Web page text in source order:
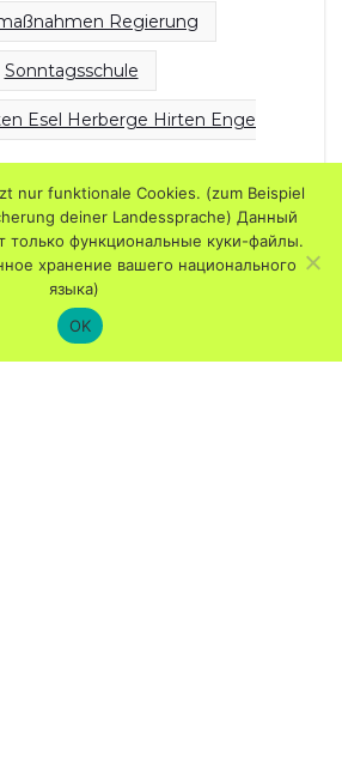
Regierung
Sonntagsschule
Esel Herberge Hirten Engel Jesus
nur funktionale Cookies. (zum Beispiel
deiner Landessprache) Данный
только функциональные куки-файлы.
хранение вашего национального
языка)
OK